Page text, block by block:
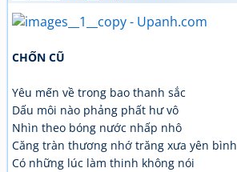
CHỐN CŨ
Yêu mến về trong bao thanh sắc
Dấu môi nào phảng phất hư vô
Nhìn theo bóng nước nhấp nhô
Căng tràn thương nhớ trăng xưa yên bình
Có những lúc làm thinh không nói